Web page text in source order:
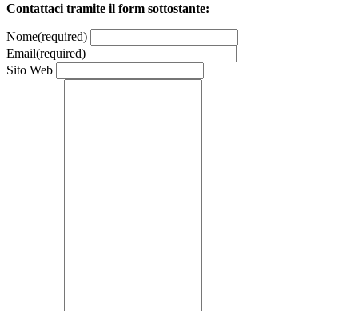
Contattaci tramite il form sottostante:
Nome(required)
Email(required)
Sito Web